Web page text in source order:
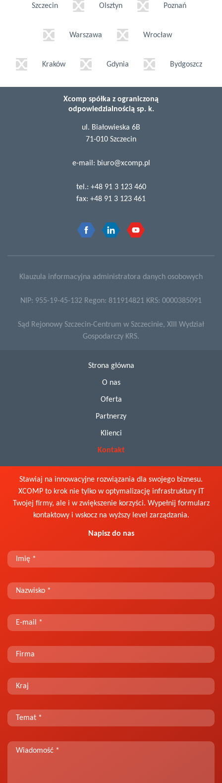
Szczecin Olsztyn Poznań
Warszawa Wrocław
Kraków Gdynia Bydgoszcz
Xcomp spółka z ograniczoną
odpowiedzialnością sp. k.
ul. Białowieska 6B
71-010 Szczecin
e-mail: biuro@xcomp.pl
tel.: +48 91 3 123 460
fax: +48 91 3 123 461
Klauzula informacyjna administratora danych osobowych
NIP: 955-19-45-132 Regon: 811914821 KRS: 0000385091
Sąd Rejonowy Szczecin-Centrum w Szczecinie, XIII Wydział
Gospodarczy KRS.
Strona główna
O nas
Oferta
Partnerzy
Klienci
Kontakt
Stawiaj na innowacyjne rozwiązania dla swojego biznesu.
XCOMP to krok nie tylko w optymalizację infrastruktury IT
Twojej firmy, ale i w zwiększenie korzyści. Wypełnij formularz
kontaktowy i wskocz na wyższy level zarządzania.
Napisz do nas